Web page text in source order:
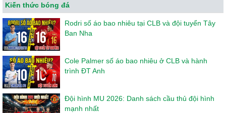
Kiến thức bóng đá
Rodri số áo bao nhiêu tại CLB và đội tuyển Tây
Ban Nha
Cole Palmer số áo bao nhiêu ở CLB và hành
trình ĐT Anh
Đội hình MU 2026: Danh sách cầu thủ đội hình
mạnh nhất